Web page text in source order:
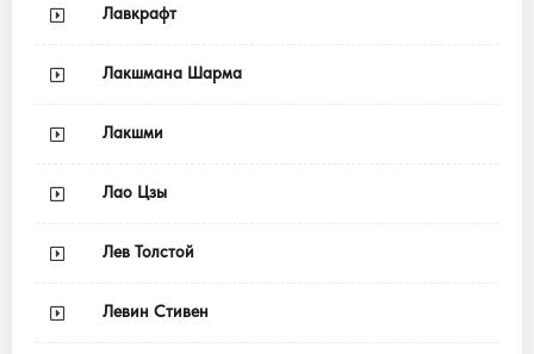
Лавкрафт
Лакшмана Шарма
Лакшми
Лао Цзы
Лев Толстой
Левин Стивен